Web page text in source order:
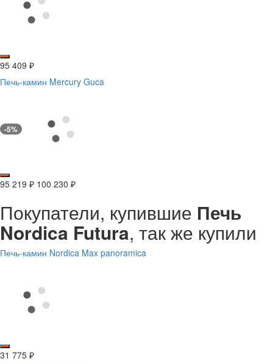
95 409 ₽
Печь-камин Mercury Guca
-5%
95 219 ₽ 100 230 ₽
Покупатели, купившие Печь
Nordica Futura, так же купили
Печь-камин Nordica Max panoramica
31 775 ₽